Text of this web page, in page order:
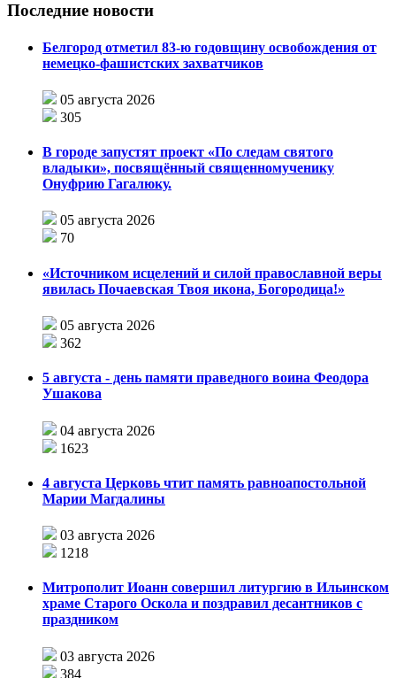
Последние новости
Белгород отметил 83-ю годовщину освобождения от
немецко-фашистских захватчиков
05 августа 2026
305
В городе запустят проект «По следам святого
владыки», посвящённый священномученику
Онуфрию Гагалюку.
05 августа 2026
70
«Источником исцелений и силой православной веры
явилась Почаевская Твоя икона, Богородица!»
05 августа 2026
362
5 августа - день памяти праведного воина Феодора
Ушакова
04 августа 2026
1623
4 августа Церковь чтит память равноапостольной
Марии Магдалины
03 августа 2026
1218
Митрополит Иоанн совершил литургию в Ильинском
храме Старого Оскола и поздравил десантников с
праздником
03 августа 2026
384